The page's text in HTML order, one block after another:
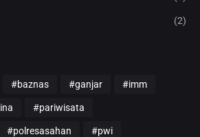
(2)
#baznas #ganjar #imm
#pariwisata
#polresasahan #pwi